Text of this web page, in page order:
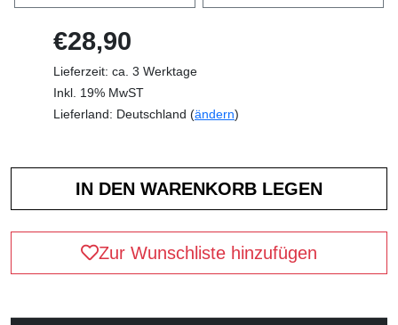
€28,90
Lieferzeit: ca. 3 Werktage
Inkl. 19% MwST
Lieferland: Deutschland (ändern)
Zur Wunschliste hinzufügen